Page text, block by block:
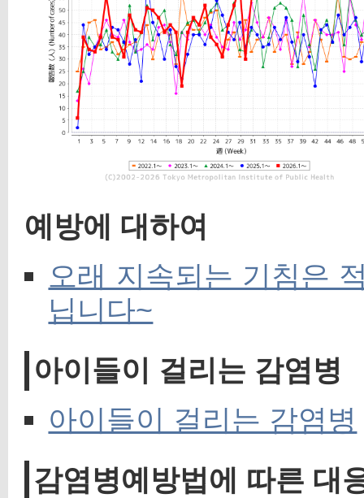
예방에 대하여
오래 지속되는 기침은
닙니다~
아이들이 걸리는 감염병
아이들이 걸리는 감염병
감염병예방법에 따른 대